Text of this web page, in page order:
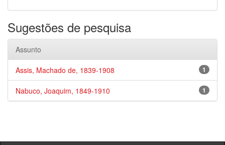
Sugestões de pesquisa
Assunto
1
Assis, Machado de, 1839-1908
1
Nabuco, Joaquim, 1849-1910